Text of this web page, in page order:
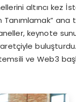
altıncı kez
ana
keynote
ve Web3